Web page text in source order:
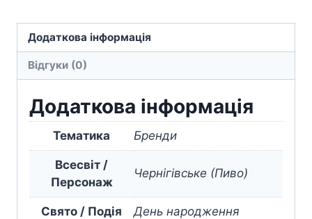
Chernihivske
beer
Plastic
glass
bottle
кількість
Додаткова інформація
Відгуки (0)
Додаткова інформація
Тематика Бренди
Всесвіт /
Персонаж
Чернігівське (Пиво)
Свято / Подія День народження